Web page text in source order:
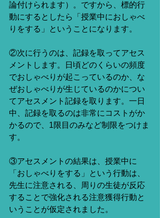
論付けられます）。ですから、標的行
動にするとしたら「授業中におしゃべ
りをする」ということになります。
②次に行うのは、記録を取ってアセス
メントします。日頃どのくらいの頻度
でおしゃべりが起こっているのか、な
ぜおしゃべりが生じているのかについ
てアセスメント記録を取ります。一日
中、記録を取るのは非常にコストがか
かるので、1限目のみなど制限をつけま
す。
③アセスメントの結果は、授業中に
「おしゃべりをする」という行動は、
先生に注意される、周りの生徒が反応
することで強化される注意獲得行動と
いうことが仮定されました。